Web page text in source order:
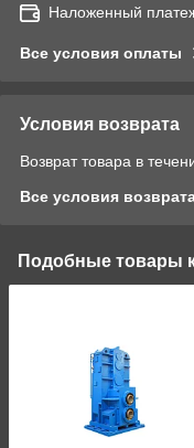
Наложенный
Все условия оплаты
Условия возврата
Возврат товара в
Все условия
Подобные товары